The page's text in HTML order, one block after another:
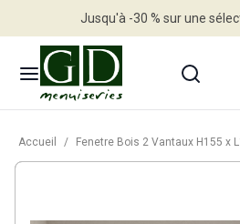
Jusqu'à -30 % sur une
Accueil / Fenetre Bois 2 Vantaux H155 x